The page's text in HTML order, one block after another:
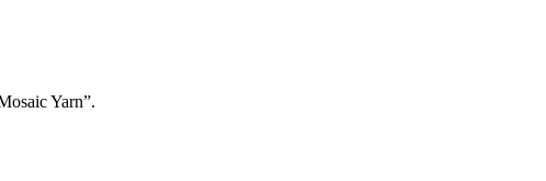
Yarn”.